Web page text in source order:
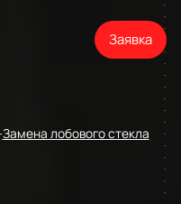
Заявка
Замена лобового стекла